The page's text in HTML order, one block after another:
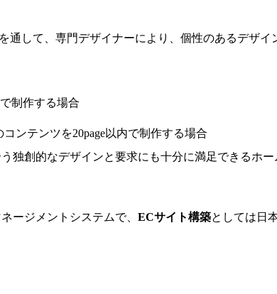
して、専門デザイナーにより、個性のあるデザ
制作する場合
ンテンツを20page以内で制作する場合
独創的なデザインと要求にも十分に満足できるホ
ージメントシステムで、 ECサイト構築としては日